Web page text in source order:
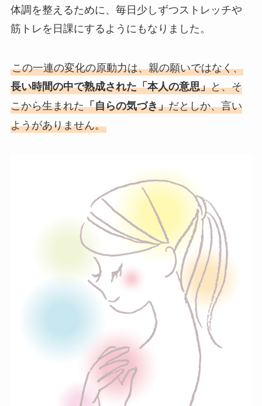
体調を整えるために、毎日少しずつストレッチや
筋トレを日課にするようにもなりました。
この一連の変化の原動力は、親の願いではなく、
長い時間の中で熟成された「本人の意思」と、そ
こから生まれた「自らの気づき」だとしか、言い
ようがありません。